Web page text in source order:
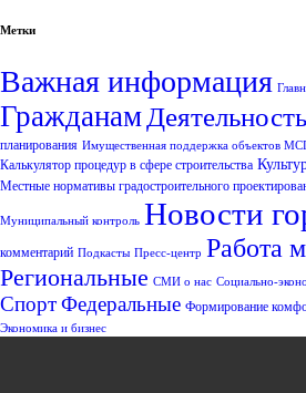
Метки
Важная информация
Гражданам Деятельность
планирования Имущественная поддержка объектов
Калькулятор процедур в сфере строительства
Местные нормативы градостроительного
Муниципальный контроль Новости
комментарий Подкасты Пресс-центр Работа
Региональные СМИ о нас Социально-
СпортФедеральные Формирование
Экономика и бизнес